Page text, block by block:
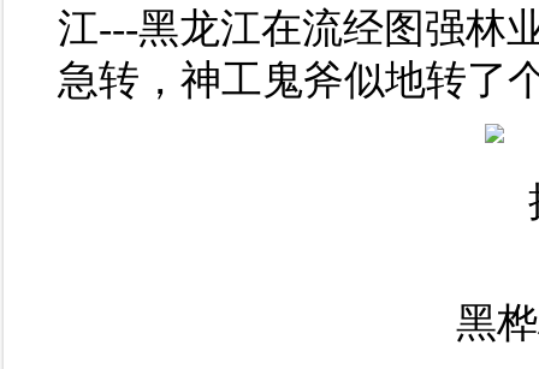
江---黑龙江在流经图强林
急转，神工鬼斧似地转了
黑